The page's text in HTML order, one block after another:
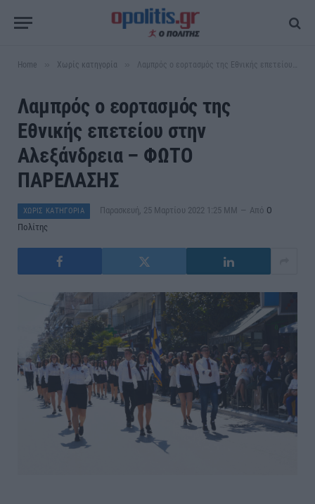
Home Χωρίς κατηγορία Λαμπρός ο εορτασμός της Εθνικής επετείου στην Αλεξάνδρεια – ΦΩΤΟ ΠΑΡΕΛΑΣΗΣ
Λαμπρός ο εορτασμός της
Εθνικής επετείου στην
Αλεξάνδρεια – ΦΩΤΟ
ΠΑΡΕΛΑΣΗΣ
ΧΩΡΊΣ ΚΑΤΗΓΟΡΊΑ Παρασκευή, 25 Μαρτίου 2022 1:25 ΜΜ Από Ο
Πολίτης